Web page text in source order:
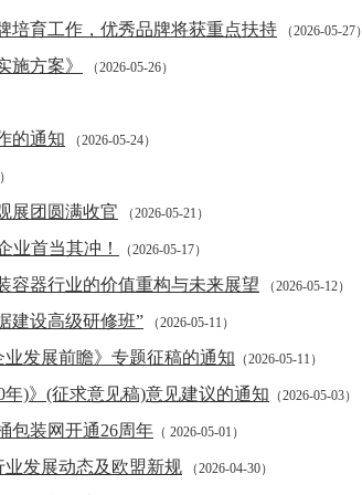
培育工作，优秀品牌将获重点扶持 （2026-05-27）
方案》 （2026-05-26）
的通知 （2026-05-24）
展团圆满收官 （2026-05-21）
业首当其冲！ （2026-05-17）
容器行业的价值重构与未来展望 （2026-05-12）
建设高级研修班” （2026-05-11）
发展前瞻》专题征稿的通知 （2026-05-11）
)》(征求意见稿)意见建议的通知 （2026-05-03）
装网开通26周年 （ 2026-05-01）
发展动态及欧盟新规 （2026-04-30）